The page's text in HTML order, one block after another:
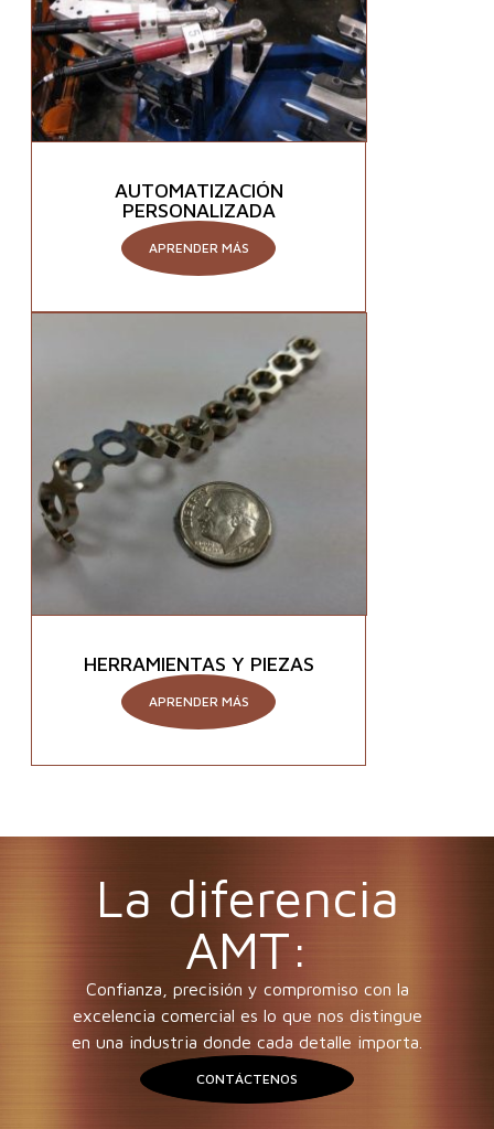
AUTOMATIZACIÓN
PERSONALIZADA
APRENDER MÁS
HERRAMIENTAS Y PIEZAS
APRENDER MÁS
La diferencia
AMT:
Confianza, precisión y compromiso con la
excelencia comercial es lo que nos distingue
en una industria donde cada detalle importa.
CONTÁCTENOS